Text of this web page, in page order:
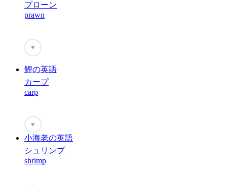
プローン
prawn
♥
鯉の英語
カープ
carp
♥
小海老の英語
シュリンプ
shrimp